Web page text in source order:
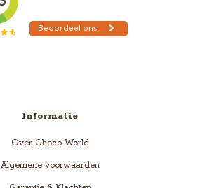
Informatie
Over Choco World
Algemene voorwaarden